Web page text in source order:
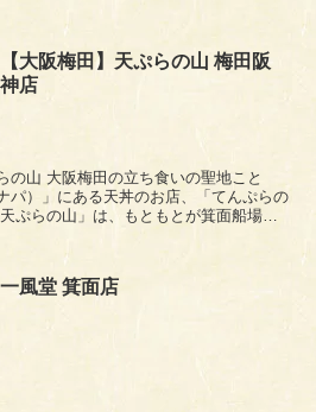
【大阪梅田】天ぷらの山 梅田阪
神店
聖地こと
パ）」にある天丼のお店、「てんぷらの
一風堂 箕面店